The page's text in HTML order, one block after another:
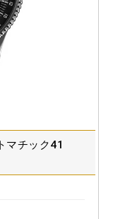
マチック41